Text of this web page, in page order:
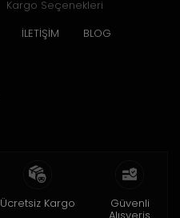
Kargo Seçenekleri
İLETİŞİM BLOG
Ücretsiz Kargo
Güvenli
Alışveriş